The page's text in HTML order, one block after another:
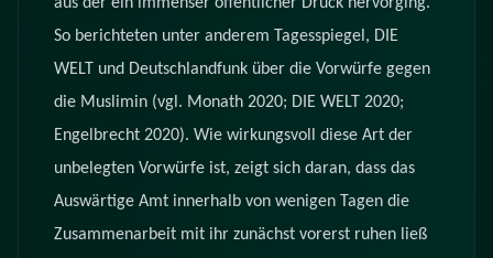
aus der ein immenser öffentlicher Druck hervorging.
So berichteten unter anderem Tagesspiegel, DIE
WELT und Deutschlandfunk über die Vorwürfe gegen
die Muslimin (vgl. Monath 2020; DIE WELT 2020;
Engelbrecht 2020). Wie wirkungsvoll diese Art der
unbelegten Vorwürfe ist, zeigt sich daran, dass das
Auswärtige Amt innerhalb von wenigen Tagen die
Zusammenarbeit mit ihr zunächst vorerst ruhen ließ